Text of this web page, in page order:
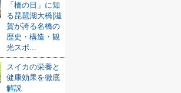
「橋の日」に知
る琵琶湖大橋|滋
賀が誇る名橋の
歴史・構造・観
光スポ...
スイカの栄養と
健康効果を徹底
解説